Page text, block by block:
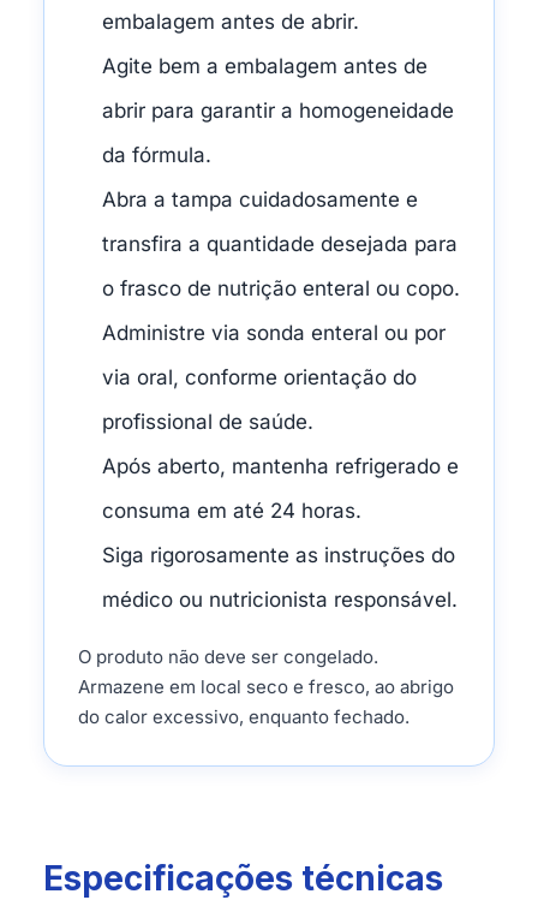
embalagem antes de abrir.
Agite bem a embalagem antes de
abrir para garantir a homogeneidade
da fórmula.
Abra a tampa cuidadosamente e
transfira a quantidade desejada para
o frasco de nutrição enteral ou copo.
Administre via sonda enteral ou por
via oral, conforme orientação do
profissional de saúde.
Após aberto, mantenha refrigerado e
consuma em até 24 horas.
Siga rigorosamente as instruções do
médico ou nutricionista responsável.
O produto não deve ser congelado.
Armazene em local seco e fresco, ao abrigo
do calor excessivo, enquanto fechado.
Especificações técnicas